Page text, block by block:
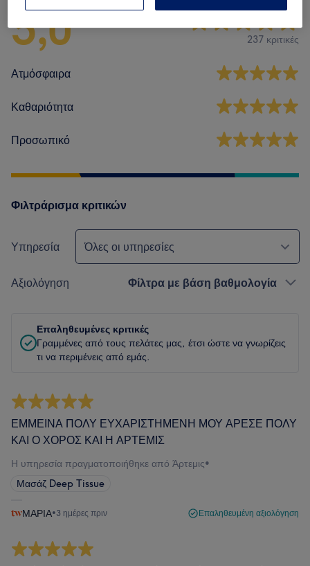
5,0 237 κριτικές
Ατμόσφαιρα
Καθαριότητα
Προσωπικό
Φιλτράρισμα κριτικών
Υπηρεσία Όλες οι υπηρεσίες
Αξιολόγηση Φίλτρα με βάση βαθμολογία
Επαληθευμένες κριτικές
Γραμμένες από τους πελάτες μας, έτσι ώστε να γνωρίζεις
τι να περιμένεις από εμάς.
ΕΜΜΕΙΝΑ ΠΟΛΥ ΕΥΧΑΡΙΣΤΗΜΕΝΗ ΜΟΥ ΑΡΕΣΕ ΠΟΛΥ
ΚΑΙ Ο ΧΟΡΟΣ ΚΑΙ Η ΑΡΤΕΜΙΣ
Η υπηρεσία πραγματοποιήθηκε από Άρτεμις•
Μασάζ Deep Tissue
ΜΑΡΙΑ•3 ημέρες πριν Επαληθευμένη αξιολόγηση